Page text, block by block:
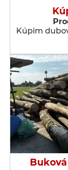
Kúpim